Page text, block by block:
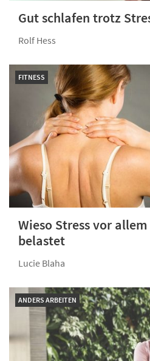
Gut schlafen trotz
Rolf Hess
FITNESS
Wieso Stress vor
belastet
Lucie Blaha
ANDERS ARBEITEN